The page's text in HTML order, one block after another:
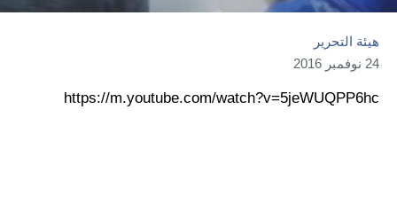
هيئة التحرير
24 نوفمبر 2016
https://m.youtube.com/watch?v=5jeWUQPP6hc